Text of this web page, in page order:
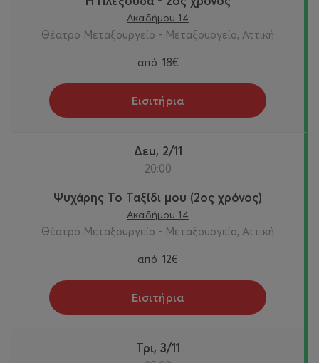
Ακαδήμου 14
Θέατρο Μεταξουργείο - Μεταξουργείο, Αττική
από 18€
Εισιτήρια
Δευ, 2/11
20:00
Ψυχάρης Το Ταξίδι μου (2ος χρόνος)
Ακαδήμου 14
Θέατρο Μεταξουργείο - Μεταξουργείο, Αττική
από 12€
Εισιτήρια
Τρι, 3/11